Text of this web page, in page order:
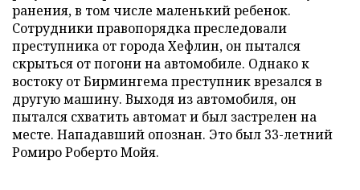
ранения, в том числе маленький ребенок.
Сотрудники правопорядка преследовали
преступника от города Хефлин, он пытался
скрыться от погони на автомобиле. Однако к
востоку от Бирмингема преступник врезался в
другую машину. Выходя из автомобиля, он
пытался схватить автомат и был застрелен на
месте. Нападавший опознан. Это был 33-летний
Ромиро Роберто Мойя.